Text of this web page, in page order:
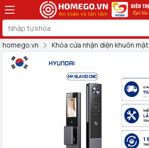
homego.vn Khóa cửa nhận diện khuôn mặt